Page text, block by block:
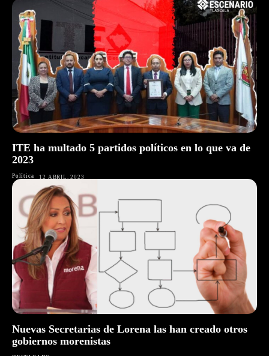
ITE ha multado 5 partidos políticos en lo que va de
2023
Política 12 ABRIL, 2023
Nuevas Secretarias de Lorena las han creado otros
gobiernos morenistas